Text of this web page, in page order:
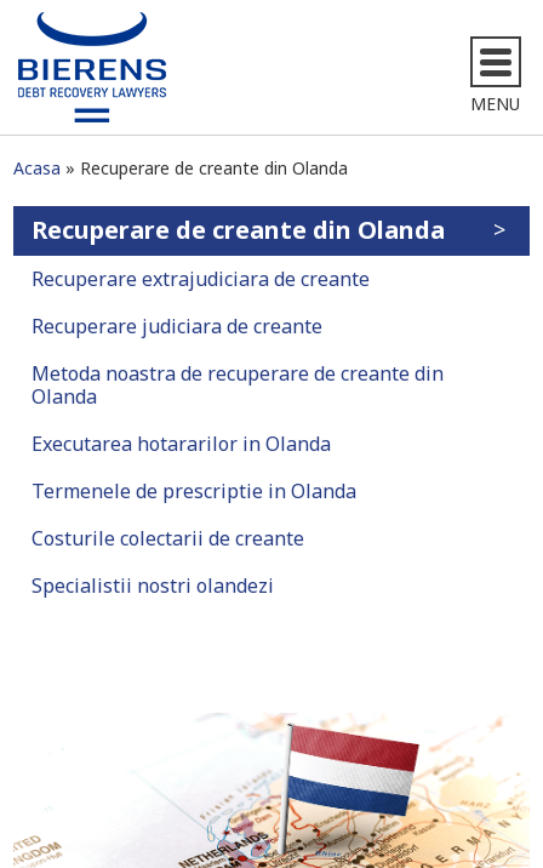
MENU
Acasa Recuperare de creante din Olanda
Recuperare de creante din Olanda
Recuperare extrajudiciara de creante
Recuperare judiciara de creante
Metoda noastra de recuperare de creante din
Olanda
Executarea hotararilor in Olanda
Termenele de prescriptie in Olanda
Costurile colectarii de creante
Specialistii nostri olandezi